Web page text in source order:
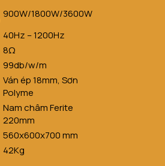
900W/1800W/3600W
40Hz – 1200Hz
8Ω
99db/w/m
Ván ép 18mm, Sơn
Polyme
Nam châm Ferite
220mm
560x600x700 mm
42Kg